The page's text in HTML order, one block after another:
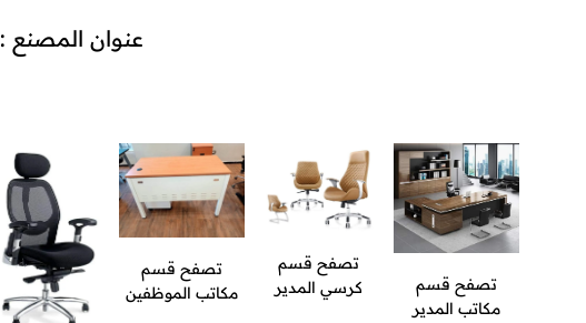
عنوان المصنع :
تصفح قسم
مكاتب المدير
تصفح قسم
كرسي المدير
تصفح قسم
مكاتب الموظفين